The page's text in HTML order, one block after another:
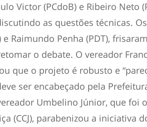
Victor (PCdoB) e Ribeiro Neto
as questões técnicas.
e Raimundo Penha (PDT),
o debate. O vereador
que o projeto é robusto e
ser encabeçado pela
Umbelino Júnior, que foi
(CCJ), parabenizou a iniciativa